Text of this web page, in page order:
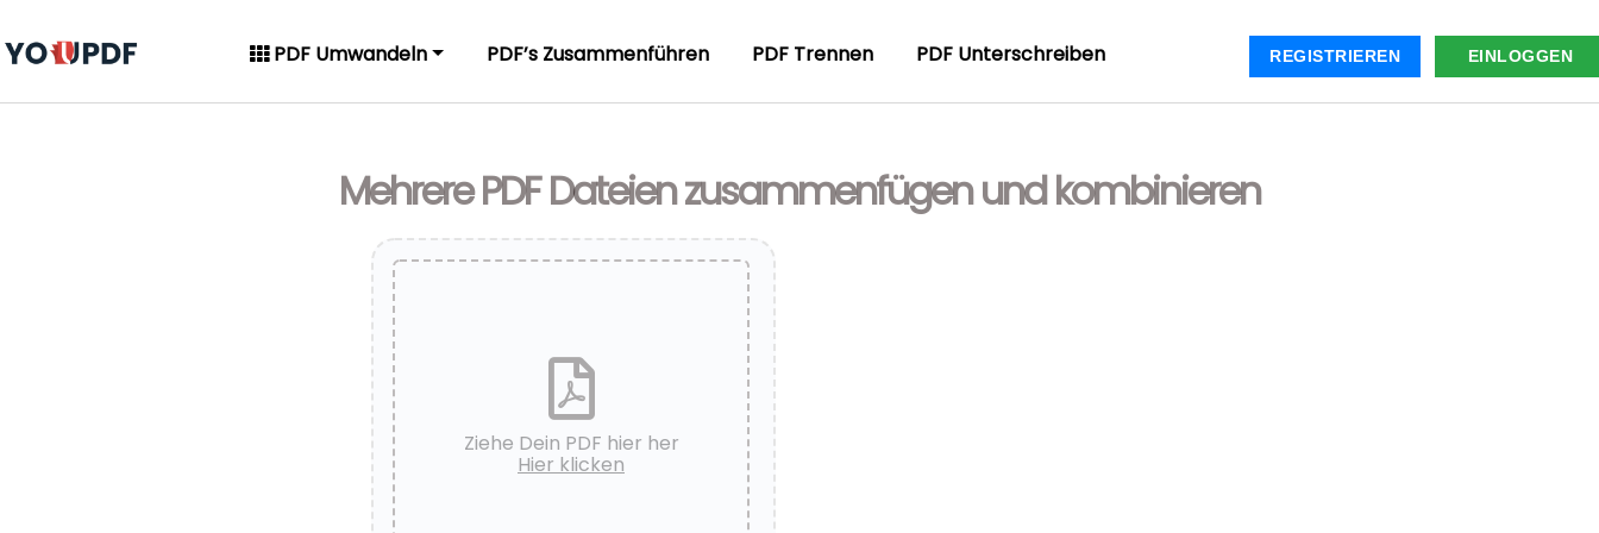
PDF Umwandeln PDF’s Zusammenführen PDF Trennen PDF Unterschreiben REGISTRIEREN EINLOGGEN
Mehrere PDF Dateien zusammenfügen und kombinieren
Ziehe Dein PDF hier her
Hier klicken